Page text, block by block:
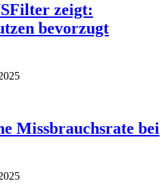
zeigt:
bevorzugt
Missbrauchsrate bei